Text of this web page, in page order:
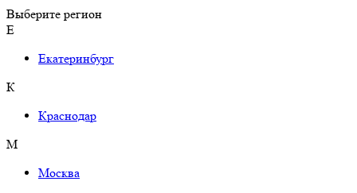
Выберите регион
Е
Екатеринбург
К
Краснодар
М
Москва